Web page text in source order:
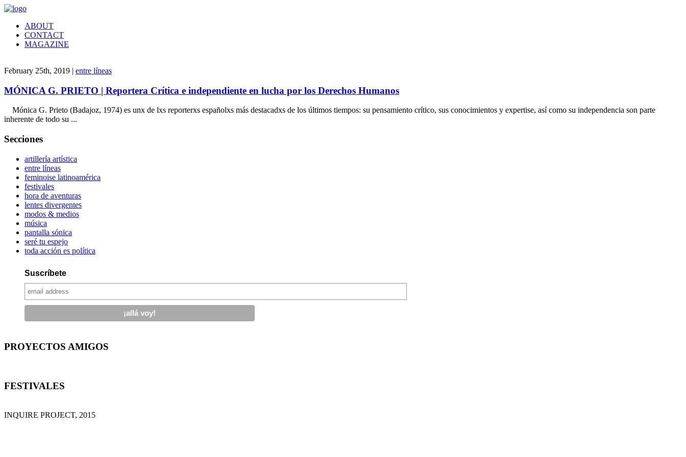
ABOUT
CONTACT
MAGAZINE
February 25th, 2019 | entre líneas
MÓNICA G. PRIETO | Reportera Crítica e independiente en lucha por los Derechos Humanos
Mónica G. Prieto (Badajoz, 1974) es unx de lxs reporterxs españolxs más destacadxs de los últimos tiempos: su pensamiento crítico, sus conocimientos y expertise, así como su independencia son parte
inherente de todo su ...
Secciones
artillería artística
entre líneas
feminoise latinoamérica
festivales
hora de aventuras
lentes divergentes
modos & medios
música
pantalla sónica
seré tu espejo
toda acción es política
Suscríbete
PROYECTOS AMIGOS
FESTIVALES
INQUIRE PROJECT, 2015